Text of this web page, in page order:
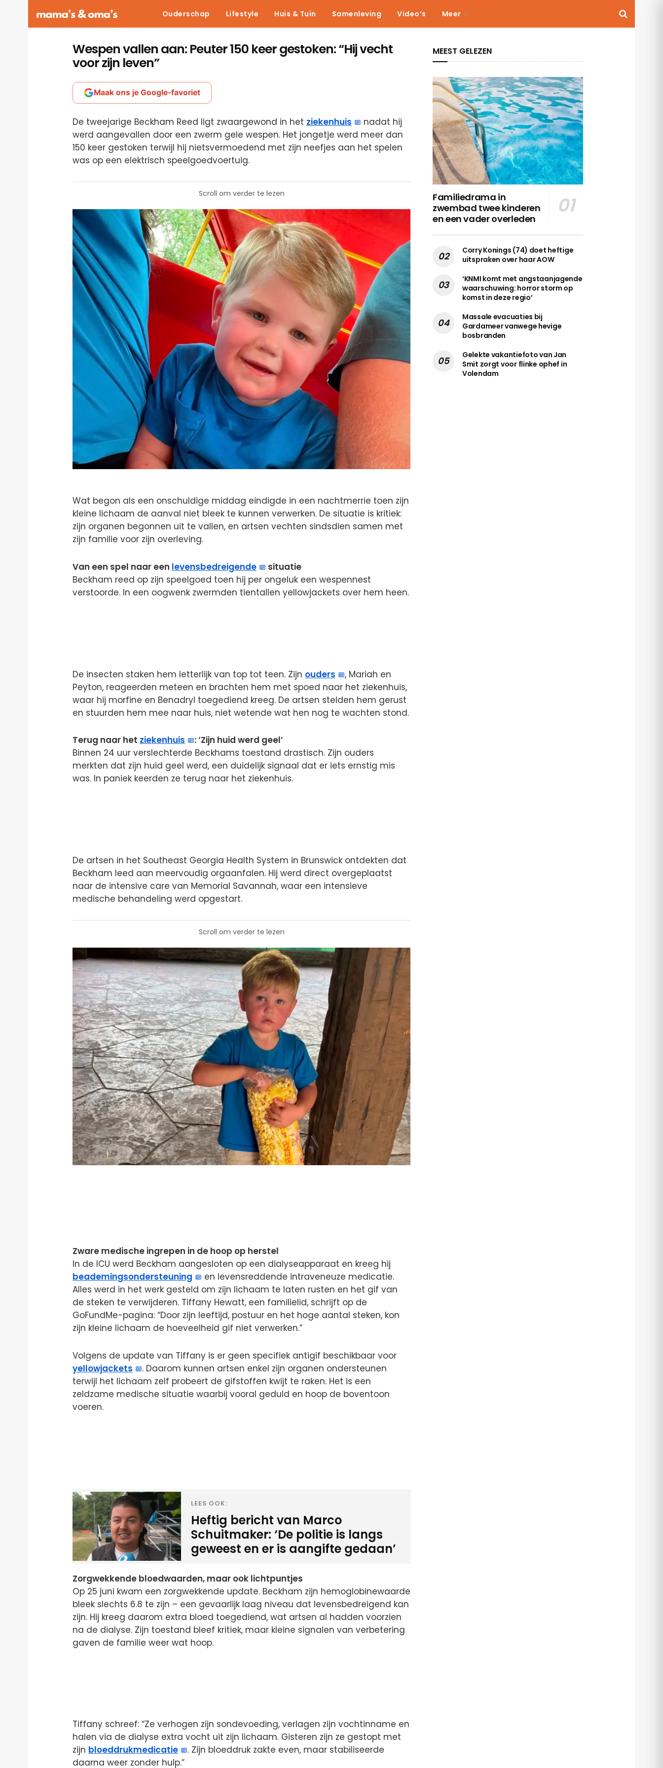
Ouderschap Lifestyle Huis & Tuin Samenleving Video’s Meer
Wespen vallen aan: Peuter 150 keer gestoken: “Hij vecht
voor zijn leven”
Maak ons je Google-favoriet
De tweejarige Beckham Reed ligt zwaargewond in het ziekenhuis
nadat hij
werd aangevallen door een zwerm gele wespen. Het jongetje werd meer dan
150 keer gestoken terwijl hij nietsvermoedend met zijn neefjes aan het spelen
was op een elektrisch speelgoedvoertuig.
Scroll om verder te lezen
Wat begon als een onschuldige middag eindigde in een nachtmerrie toen zijn
kleine lichaam de aanval niet bleek te kunnen verwerken. De situatie is kritiek:
zijn organen begonnen uit te vallen, en artsen vechten sindsdien samen met
zijn familie voor zijn overleving.
Van een spel naar een levensbedreigende
situatie
Beckham reed op zijn speelgoed toen hij per ongeluk een wespennest
verstoorde. In een oogwenk zwermden tientallen yellowjackets over hem heen.
De insecten staken hem letterlijk van top tot teen. Zijn ouders
, Mariah en
Peyton, reageerden meteen en brachten hem met spoed naar het ziekenhuis,
waar hij morfine en Benadryl toegediend kreeg. De artsen stelden hem gerust
en stuurden hem mee naar huis, niet wetende wat hen nog te wachten stond.
Terug naar het ziekenhuis
: ‘Zijn huid werd geel’
Binnen 24 uur verslechterde Beckhams toestand drastisch. Zijn ouders
merkten dat zijn huid geel werd, een duidelijk signaal dat er iets ernstig mis
was. In paniek keerden ze terug naar het ziekenhuis.
De artsen in het Southeast Georgia Health System in Brunswick ontdekten dat
Beckham leed aan meervoudig orgaanfalen. Hij werd direct overgeplaatst
naar de intensive care van Memorial Savannah, waar een intensieve
medische behandeling werd opgestart.
Scroll om verder te lezen
Zware medische ingrepen in de hoop op herstel
In de ICU werd Beckham aangesloten op een dialyseapparaat en kreeg hij
beademingsondersteuning
en levensreddende intraveneuze medicatie.
Alles werd in het werk gesteld om zijn lichaam te laten rusten en het gif van
de steken te verwijderen. Tiffany Hewatt, een familielid, schrijft op de
GoFundMe-pagina: “Door zijn leeftijd, postuur en het hoge aantal steken, kon
zijn kleine lichaam de hoeveelheid gif niet verwerken.”
Volgens de update van Tiffany is er geen specifiek antigif beschikbaar voor
yellowjackets
. Daarom kunnen artsen enkel zijn organen ondersteunen
terwijl het lichaam zelf probeert de gifstoffen kwijt te raken. Het is een
zeldzame medische situatie waarbij vooral geduld en hoop de boventoon
voeren.
LEES OOK:
Heftig bericht van Marco
Schuitmaker: ‘De politie is langs
geweest en er is aangifte gedaan’
Zorgwekkende bloedwaarden, maar ook lichtpuntjes
Op 25 juni kwam een zorgwekkende update. Beckham zijn hemoglobinewaarde
bleek slechts 6.8 te zijn – een gevaarlijk laag niveau dat levensbedreigend kan
zijn. Hij kreeg daarom extra bloed toegediend, wat artsen al hadden voorzien
na de dialyse. Zijn toestand bleef kritiek, maar kleine signalen van verbetering
gaven de familie weer wat hoop.
Tiffany schreef: “Ze verhogen zijn sondevoeding, verlagen zijn vochtinname en
halen via de dialyse extra vocht uit zijn lichaam. Gisteren zijn ze gestopt met
zijn bloeddrukmedicatie
. Zijn bloeddruk zakte even, maar stabiliseerde
daarna weer zonder hulp.”
MEEST GELEZEN
Familiedrama in
zwembad twee kinderen
en een vader overleden
Corry Konings (74) doet heftige
uitspraken over haar AOW
‘KNMI komt met angstaanjagende
waarschuwing: horror storm op
komst in deze regio’
Massale evacuaties bij
Gardameer vanwege hevige
bosbranden
Gelekte vakantiefoto van Jan
Smit zorgt voor flinke ophef in
Volendam